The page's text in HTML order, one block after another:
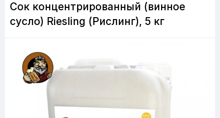
Сок концентрированный (винное
сусло) Riesling (Рислинг), 5 кг